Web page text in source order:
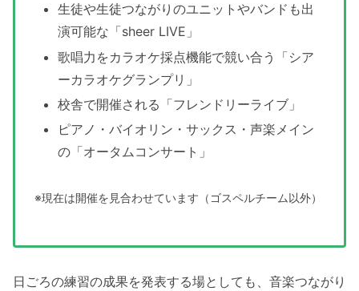
生徒や生徒つながりのユニットやバンドも出
演可能な「sheer LIVE」
歌唱力をカラオケ採点機能で競い合う「シア
ーカラオケグランプリ」
校舎で開催される「フレンドリーライブ」
ピアノ・バイオリン・サックス・声楽メイン
の「オータムコンサート」
※現在は開催を見合わせています（ゴスペルチーム以外）
日ごろの練習の成果を発表する場としても、音楽つながり